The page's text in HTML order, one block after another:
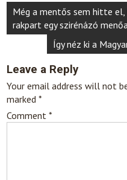
Post
navigation
Még a mentős sem hitte
rakpart egy szirénázó
Így néz ki a
Leave a Reply
Your email address will not
marked*
Comment*